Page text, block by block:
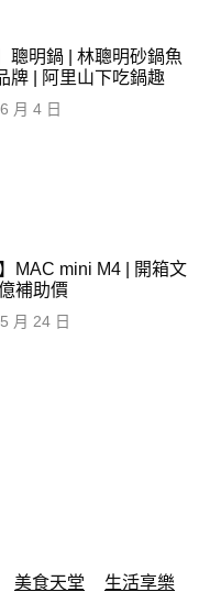
聰明鍋 | 林聰明砂鍋魚
牌 | 阿里山下吃鍋趣
月 4 日
】MAC mini M4 | 開箱文
補助價
月 24 日
美食天堂 生活享樂